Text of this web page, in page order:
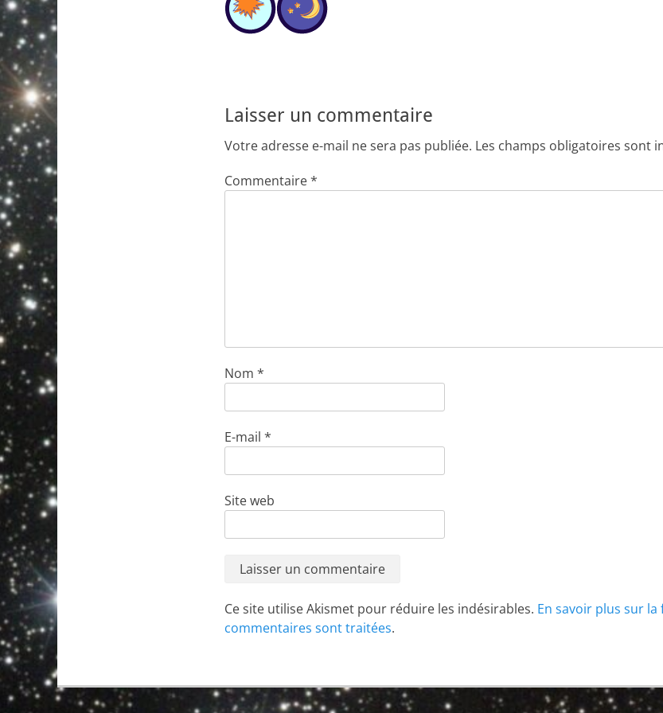
Laisser un commentaire
Votre adresse e-mail ne sera pas publiée. Les champs obligatoires sont
Commentaire*
Nom *
E-mail *
Site web
Ce site utilise Akismet pour réduire les indésirables. En savoir plus sur
commentaires sont traitées.